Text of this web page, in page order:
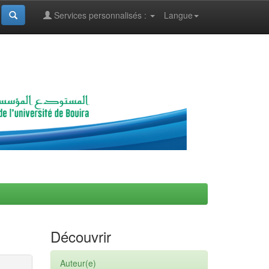
Langue
Services personnalisés :
Découvrir
Auteur(e)